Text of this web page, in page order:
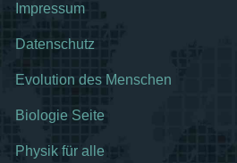
Impressum
Datenschutz
Evolution des Menschen
Biologie Seite
Physik für alle